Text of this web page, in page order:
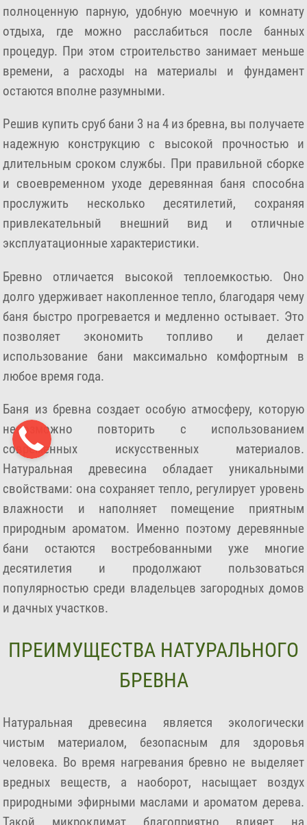
полноценную парную, удобную моечную и комнату
отдыха, где можно расслабиться после банных
процедур. При этом строительство занимает меньше
времени, а расходы на материалы и фундамент
остаются вполне разумными.
Решив купить сруб бани 3 на 4 из бревна, вы получаете
надежную конструкцию с высокой прочностью и
длительным сроком службы. При правильной сборке
и своевременном уходе деревянная баня способна
прослужить несколько десятилетий, сохраняя
привлекательный внешний вид и отличные
эксплуатационные характеристики.
Бревно отличается высокой теплоемкостью. Оно
долго удерживает накопленное тепло, благодаря чему
баня быстро прогревается и медленно остывает. Это
позволяет экономить топливо и делает
использование бани максимально комфортным в
любое время года.
Баня из бревна создает особую атмосферу, которую
невозможно повторить с использованием
современных искусственных материалов.
Натуральная древесина обладает уникальными
свойствами: она сохраняет тепло, регулирует уровень
влажности и наполняет помещение приятным
природным ароматом. Именно поэтому деревянные
бани остаются востребованными уже многие
десятилетия и продолжают пользоваться
популярностью среди владельцев загородных домов
и дачных участков.
ПРЕИМУЩЕСТВА НАТУРАЛЬНОГО
БРЕВНА
Натуральная древесина является экологически
чистым материалом, безопасным для здоровья
человека. Во время нагревания бревно не выделяет
вредных веществ, а наоборот, насыщает воздух
природными эфирными маслами и ароматом дерева.
Такой микроклимат благоприятно влияет на